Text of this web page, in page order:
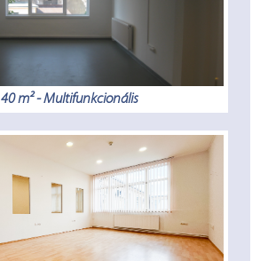
40 m² - Multifunkcionális